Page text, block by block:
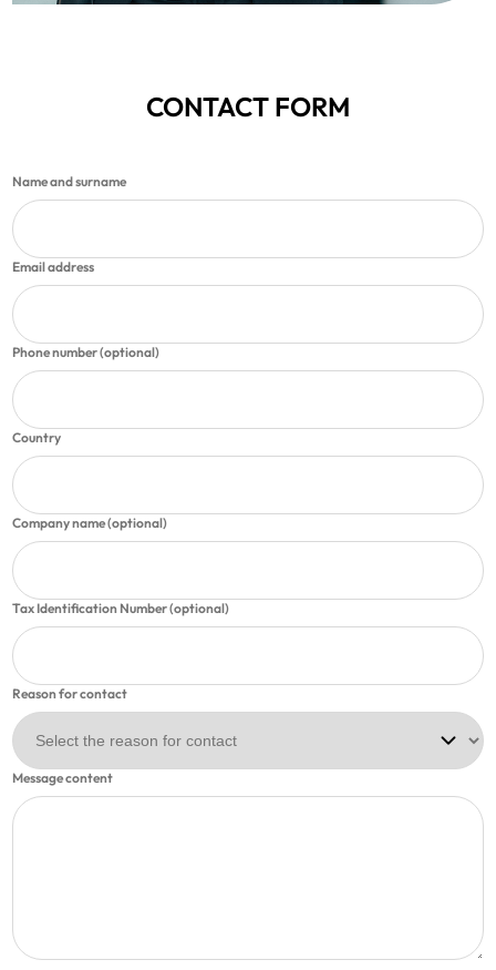
CONTACT FORM
Name and surname
Email address
Phone number (optional)
Country
Company name (optional)
Tax Identification Number (optional)
Reason for contact
Message content